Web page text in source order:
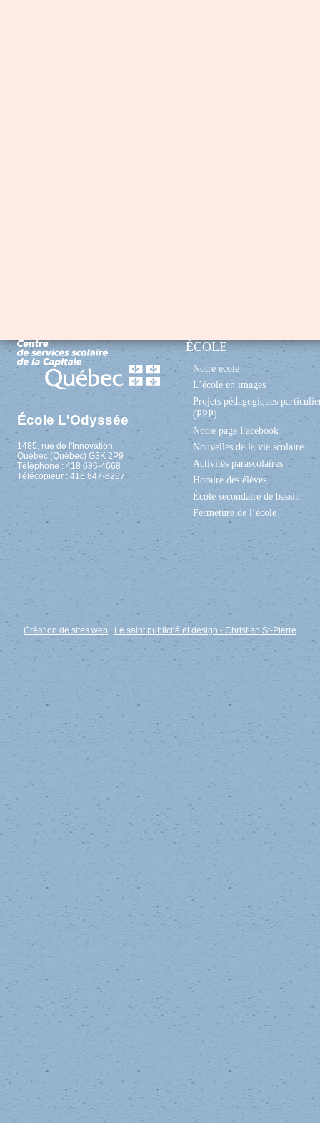
École L'Odyssée
1485, rue de l'Innovation
Québec (Québec) G3K 2P9
Téléphone : 418 686-4668
Télécopieur : 418 847-8267
ÉCOLE
Notre école
L’école en images
Projets pédagogiques
(PPP)
Notre page Facebook
Nouvelles de la vie scolaire
Activités parascolaires
Horaire des élèves
École secondaire de bassin
Fermeture de l’école
Création de sites web : Le saint publicité et design - Christian St-Pierre